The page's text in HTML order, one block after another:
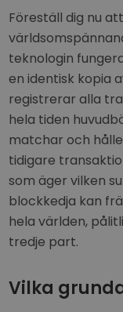
Föreställ dig nu
teknologin
en identisk kopia
registrerar alla
hela tiden
matchar och
tidigare
som äger vilken
blockkedja kan
hela världen,
tredje part.
Vilka